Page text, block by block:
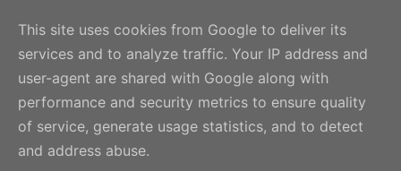
BeautyHealthy
MENU
Visualizzazione post con etichettaalimenti.
Mostra tutti i post
This site uses cookies from Google to deliver its
services and to analyze traffic. Your IP address and
user-agent are shared with Google along with
performance and security metrics to ensure quality
of service, generate usage statistics, and to detect
and address abuse.